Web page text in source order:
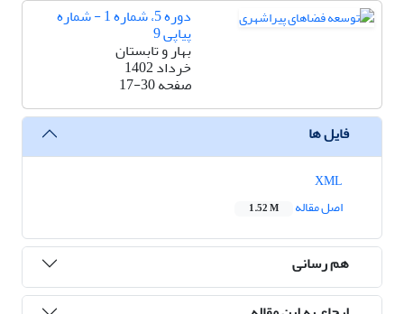
دوره 5، شماره 1 - شماره
پیاپی 9
بهار و تابستان
خرداد 1402
صفحه17-30
فایل ها
اصل مقاله
1.52 M
هم رسانی